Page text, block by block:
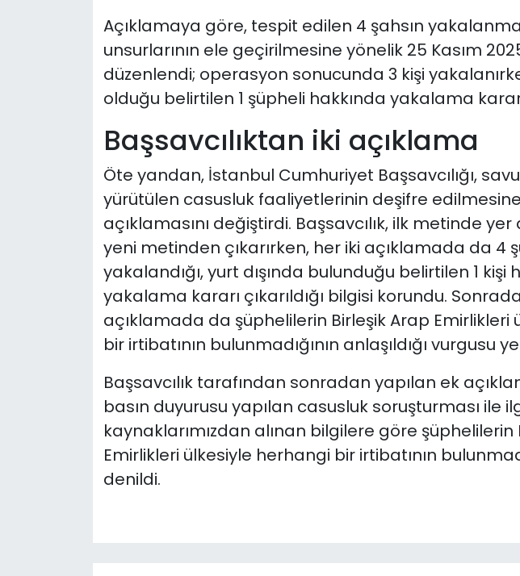
Açıklamaya göre, tespit edilen 4 şahsın
unsurlarının ele geçirilmesine yönelik 25 Kasım
düzenlendi; operasyon sonucunda 3 kişi
olduğu belirtilen 1 şüpheli hakkında yakalama kararı
Başsavcılıktan iki açıklama
Öte yandan, İstanbul Cumhuriyet Başsavcılığı,
yürütülen casusluk faaliyetlerinin deşifre edilmesine
açıklamasını değiştirdi. Başsavcılık, ilk metinde yer
yeni metinden çıkarırken, her iki açıklamada da 4
yakalandığı, yurt dışında bulunduğu belirtilen 1 kişi
yakalama kararı çıkarıldığı bilgisi korundu.
açıklamada da şüphelilerin Birleşik Arap Emirlikleri
bir irtibatının bulunmadığının anlaşıldığı vurgusu
Başsavcılık tarafından sonradan yapılan ek
basın duyurusu yapılan casusluk soruşturması ile
kaynaklarımızdan alınan bilgilere göre şüphelilerin
Emirlikleri ülkesiyle herhangi bir irtibatının
denildi.